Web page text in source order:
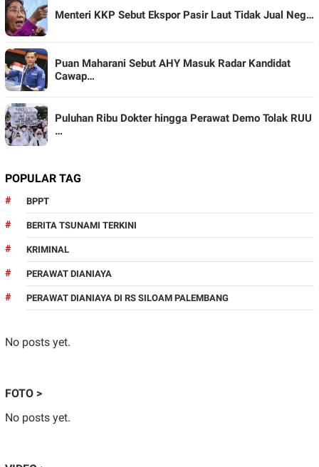
Menteri KKP Sebut Ekspor Pasir Laut Tidak Jual Neg…
Puan Maharani Sebut AHY Masuk Radar Kandidat
Cawap…
Puluhan Ribu Dokter hingga Perawat Demo Tolak RUU
…
POPULAR TAG
BPPT
BERITA TSUNAMI TERKINI
KRIMINAL
PERAWAT DIANIAYA
PERAWAT DIANIAYA DI RS SILOAM PALEMBANG
No posts yet.
FOTO >
No posts yet.